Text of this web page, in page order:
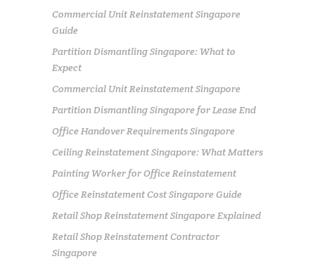
Commercial Unit Reinstatement Singapore
Guide
Partition Dismantling Singapore: What to
Expect
Commercial Unit Reinstatement Singapore
Partition Dismantling Singapore for Lease End
Office Handover Requirements Singapore
Ceiling Reinstatement Singapore: What Matters
Painting Worker for Office Reinstatement
Office Reinstatement Cost Singapore Guide
Retail Shop Reinstatement Singapore Explained
Retail Shop Reinstatement Contractor
Singapore